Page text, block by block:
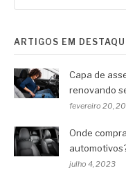
ARTIGOS EM
Capa de
renovando
fevereiro 20,
Onde
julho 4, 2023